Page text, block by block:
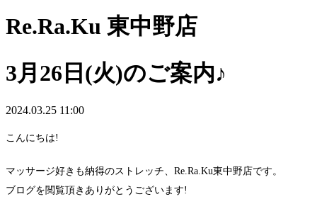
Re.Ra.Ku 東中野店
3月26日(火)のご案内♪
2024.03.25 11:00
こんにちは!
マッサージ好きも納得のストレッチ、Re.Ra.Ku東中野店です。
ブログを閲覧頂きありがとうございます!